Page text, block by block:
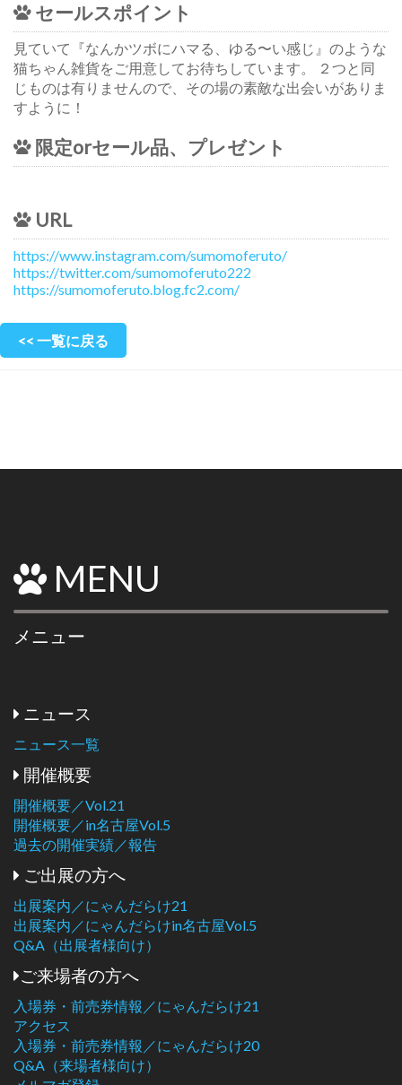
セールスポイント
見ていて『なんかツボにハマる、ゆる〜い感じ』のような
猫ちゃん雑貨をご用意してお待ちしています。 ２つと同
じものは有りませんので、その場の素敵な出会いがありま
すように！
限定orセール品、プレゼント
URL
https://www.instagram.com/sumomoferuto/
https://twitter.com/sumomoferuto222
https://sumomoferuto.blog.fc2.com/
<< 一覧に戻る
MENU
メニュー
ニュース
ニュース一覧
開催概要
開催概要／Vol.21
開催概要／in名古屋Vol.5
過去の開催実績／報告
ご出展の方へ
出展案内／にゃんだらけ21
出展案内／にゃんだらけin名古屋Vol.5
Q&A（出展者様向け）
ご来場者の方へ
入場券・前売券情報／にゃんだらけ21
アクセス
入場券・前売券情報／にゃんだらけ20
Q&A（来場者様向け）